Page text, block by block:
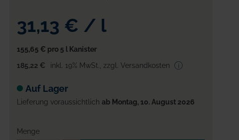
31,13 € / l
155,65 € pro 5 l Kanister
185,22 €
inkl. 19% MwSt. zzgl. Versandkosten
Auf Lager
Lieferung voraussichtlich ab Montag, 10. August 2026
Menge